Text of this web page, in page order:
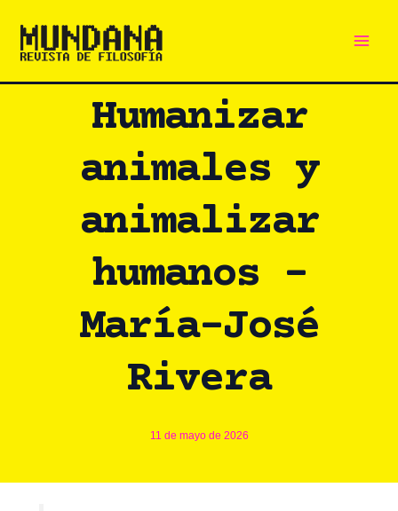
al
Humanizar
animales y
animalizar
humanos –
María-José
Rivera
11 de mayo de 2026